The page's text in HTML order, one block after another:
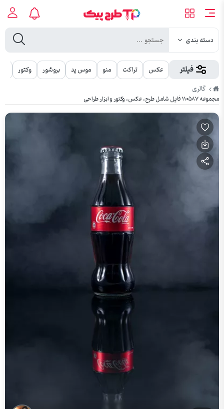
دسته بندی
فیلتر عکس تراکت منو موس پد بروشور وکتور
طرح
پیک
گالری
مجموعه ۱۱۰۵۸۷ فایل شامل طرح، عکس، وکتور و ابزار طراحی